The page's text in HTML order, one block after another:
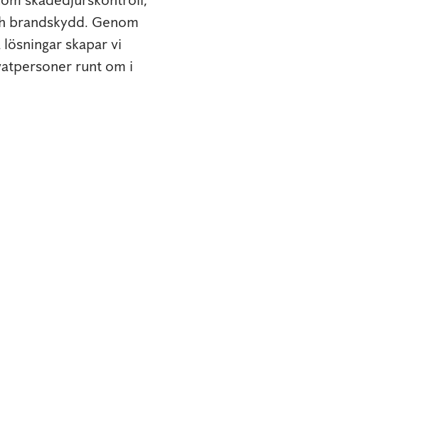
brandskydd. Genom
skapar vi
runt om i